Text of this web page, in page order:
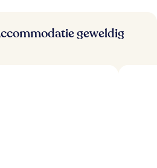
geweldig